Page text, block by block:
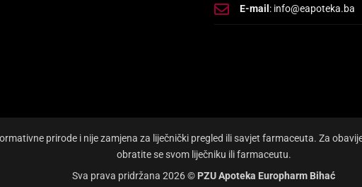
E-mail : info@eapoteka.ba
prirode i nije zamjena za liječnički pregled ili savjet farmaceuta. Za
obratite se svom liječniku ili farmaceutu.
Sva prava pridržana 2026 © PZU Apoteka Europharm Bihać